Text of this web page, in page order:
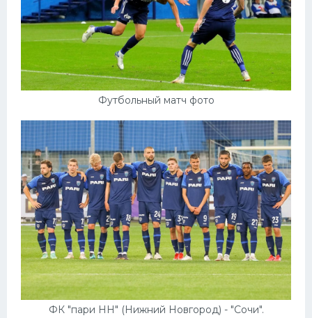
Футбольный матч фото
ФК "пари НН" (Нижний Новгород) - "Сочи".